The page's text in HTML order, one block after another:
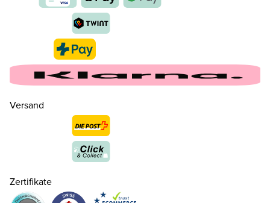
CHF 45.00
29 CHF 45.00
30 CHF 45.00
CHF 45.00
32 CHF 45.00
Versand
Zertifikate